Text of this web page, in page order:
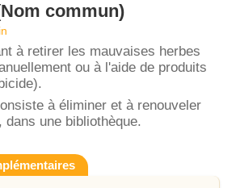
commun)
à retirer les mauvaises herbes
ou à l'aide de produits
à éliminer et à renouveler
une bibliothèque.